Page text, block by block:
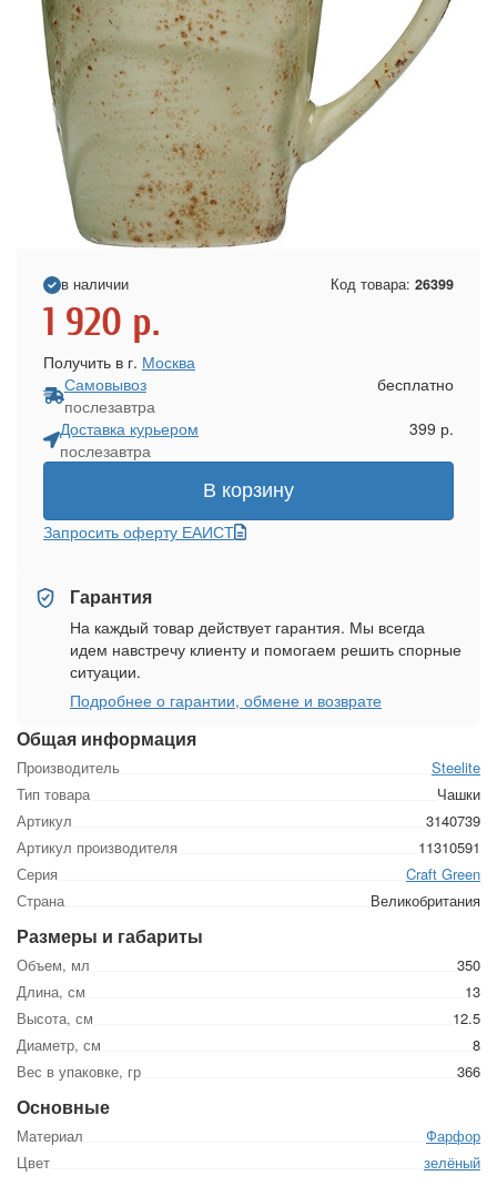
Общая информация
Производитель
Steelite
Тип товара
Чашки
Артикул
3140739
Артикул производителя
11310591
Серия
Craft Green
Страна
Великобритания
Размеры и габариты
Объем, мл
350
Длина, см
13
Высота, см
12.5
Диаметр, см
8
Вес в упаковке, гр
366
Основные
Материал
Фарфор
Цвет
зелёный
в наличии Код товара: 26399
1 920 р.
Получить в г. Москва
Самовывоз
послезавтра
бесплатно
Доставка курьером
послезавтра
399 р.
В корзину
Запросить оферту ЕАИСТ
Гарантия
На каждый товар действует гарантия. Мы всегда
идем навстречу клиенту и помогаем решить спорные
ситуации.
Подробнее о гарантии, обмене и возврате